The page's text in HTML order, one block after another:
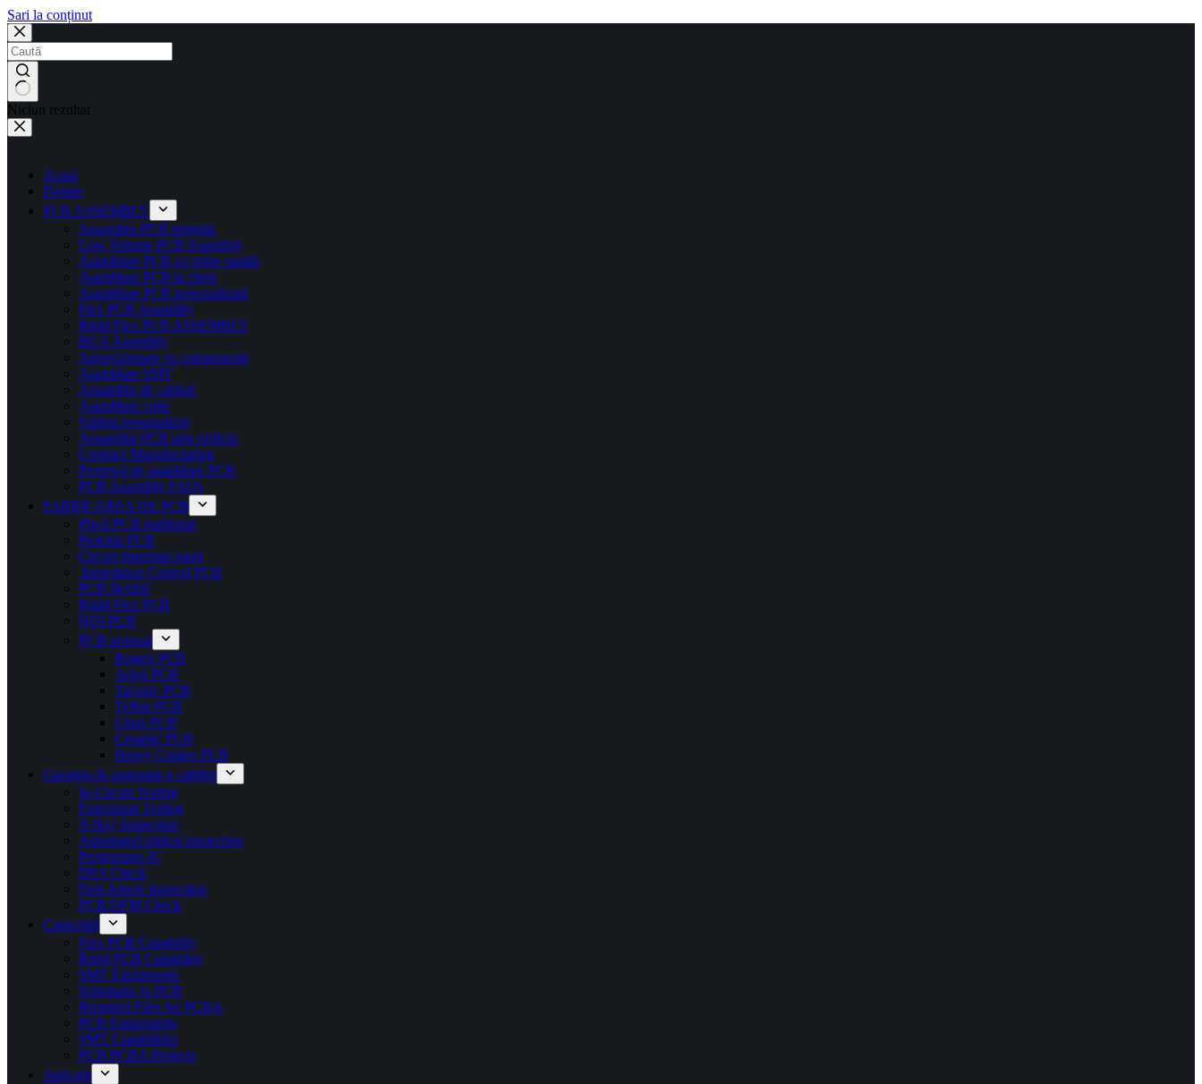
Sari la conținut
Niciun rezultat
Acasă
Despre
PCB ASSEMBLY
Ansamblu PCB prototip
Low Volume PCB Assembly
Asamblare PCB cu rotire rapidă
Asamblare PCB la cheie
Asamblare PCB personalizată
Flex PCB Assembly
Rigid Flex PCB ASSEMBLY
BGA Assembly
Aprovizionare cu componente
Asamblare SMT
Ansamblu de cabluri
Asamblare cutie
Șablon personalizat
Ansamblu PCB prin orificiu
Contract Manufacturing
Procesul de asamblare PCB
PCB Assembly FAQs
FABRICAREA DE PCB
Placă PCB multistrat
Prototip PCB
Circuit imprimat rapid
Impedance Control PCB
PCB flexibil
Rigid Flex PCB
HDI PCB
PCB avansat
Rogers PCB
Arlon PCB
Taconic PCB
Teflon PCB
Glass PCB
Ceramic PCB
Heavy Copper PCB
Garanția de asigurare a calității
In-Circuit Testing
Functional Testing
X-Ray Inspection
Automated optical inspection
Programare IC
DFA Check
First Article Inspection
PCB DFM Check
Capacități
Flex PCB Capability
Rigid PCB Capability
SMT Equipments
Schematic to PCB
Required Files for PCBA
PCB Equipments
SMT Capabilities
PCB PCBA Projects
Aplicații